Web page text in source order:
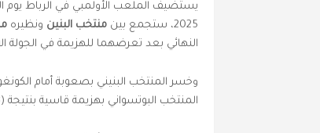
يستضيف الملعب الأولمبي في الرباط يوم السبت 27 دجنبر 2025،
2025، ستجمع بين
منتخب البنين ونظيره
النهائي بعد تعرضهما للهزيمة في الجولة
وخسر المنتخب البنيني بصعوبة أمام
المنتخب البوتسواني بهزيمة قاسية بنتيجة (3-0) أمام السنغال.